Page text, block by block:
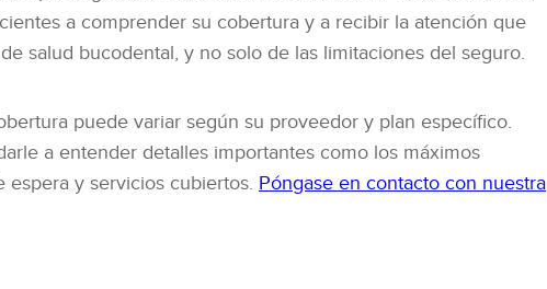
a comprender su cobertura y a recibir la atención que
salud bucodental, y no solo de las limitaciones del seguro.
puede variar según su proveedor y plan específico.
a entender detalles importantes como los máximos
espera y servicios cubiertos. Póngase en contacto con nuestra